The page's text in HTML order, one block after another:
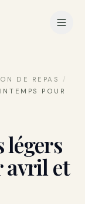
DE REPAS
/
POUR
légers
avril et